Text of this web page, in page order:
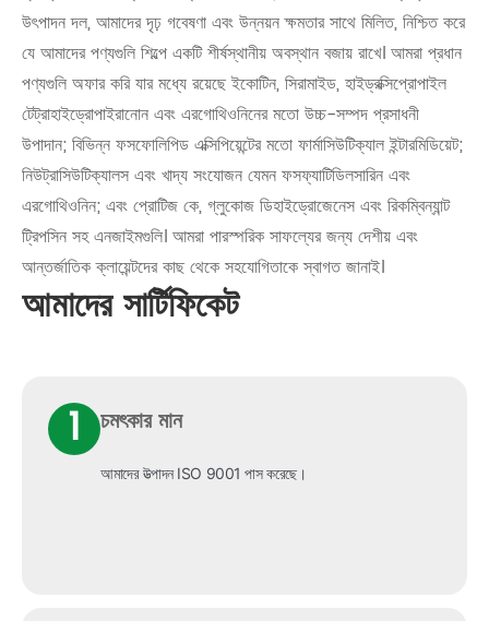
উৎপাদন দল, আমাদের দৃঢ় গবেষণা এবং উন্নয়ন ক্ষমতার সাথে মিলিত, নিশ্চিত করে
যে আমাদের পণ্যগুলি শিল্পে একটি শীর্ষস্থানীয় অবস্থান বজায় রাখে। আমরা প্রধান
পণ্যগুলি অফার করি যার মধ্যে রয়েছে ইকোটিন, সিরামাইড, হাইড্রক্সিপ্রোপাইল
টেট্রাহাইড্রোপাইরানোন এবং এরগোথিওনিনের মতো উচ্চ-সম্পদ প্রসাধনী
উপাদান; বিভিন্ন ফসফোলিপিড এক্সিপিয়েন্টের মতো ফার্মাসিউটিক্যাল ইন্টারমিডিয়েট;
নিউট্রাসিউটিক্যালস এবং খাদ্য সংযোজন যেমন ফসফ্যাটিডিলসারিন এবং
এরগোথিওনিন; এবং প্রোটিজ কে, গ্লুকোজ ডিহাইড্রোজেনেস এবং রিকম্বিন্যান্ট
ট্রিপসিন সহ এনজাইমগুলি। আমরা পারস্পরিক সাফল্যের জন্য দেশীয় এবং
আন্তর্জাতিক ক্লায়েন্টদের কাছ থেকে সহযোগিতাকে স্বাগত জানাই।
আমাদের সার্টিফিকেট
1 চমৎকার মান
আমাদের উত্পাদন ISO 9001 পাস করেছে।